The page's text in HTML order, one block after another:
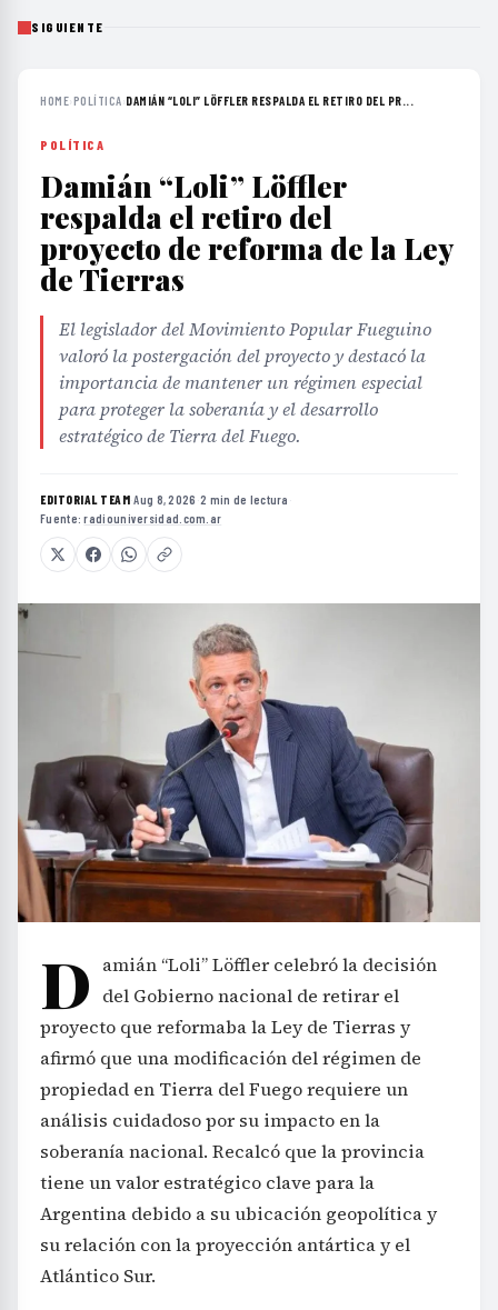
SIGUIENTE
HOME›POLÍTICA›DAMIÁN “LOLI” LÖFFLER RESPALDA EL RETIRO DEL PR...
POLÍTICA
Damián “Loli” Löffler
respalda el retiro del
proyecto de reforma de la Ley
de Tierras
El legislador del Movimiento Popular Fueguino
valoró la postergación del proyecto y destacó la
importancia de mantener un régimen especial
para proteger la soberanía y el desarrollo
estratégico de Tierra del Fuego.
EDITORIAL TEAM·Aug 8, 2026 ·2 min de lectura ·
Fuente:radiouniversidad.com.ar
D amián “Loli” Löffler celebró la decisión
del Gobierno nacional de retirar el
proyecto que reformaba la Ley de Tierras y
afirmó que una modificación del régimen de
propiedad en Tierra del Fuego requiere un
análisis cuidadoso por su impacto en la
soberanía nacional. Recalcó que la provincia
tiene un valor estratégico clave para la
Argentina debido a su ubicación geopolítica y
su relación con la proyección antártica y el
Atlántico Sur.